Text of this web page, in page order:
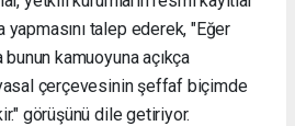
yapmasını talep ederek, "Eğer
kamuoyuna açıkça
çerçevesinin şeffaf biçimde
görüşünü dile getiriyor.